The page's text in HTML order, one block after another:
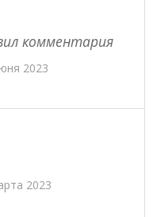
комментария
2023
2023